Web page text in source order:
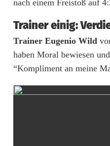
a
d
t
nach einem Freistoß auf
Trainer einig:
Trainer Eugenio Wild
haben Moral bewiesen
“Kompliment an meine